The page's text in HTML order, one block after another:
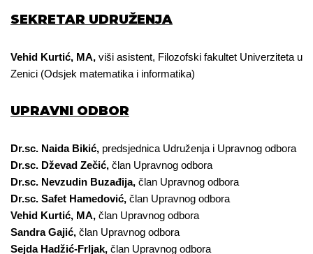
SEKRETAR UDRUŽENJA
Vehid Kurtić, MA, viši asistent, Filozofski fakultet Univerziteta u
Zenici (Odsjek matematika i informatika)
UPRAVNI ODBOR
Dr.sc. Naida Bikić, predsjednica Udruženja i Upravnog odbora
Dr.sc. Dževad Zečić, član Upravnog odbora
Dr.sc. Nevzudin Buzađija, član Upravnog odbora
Dr.sc. Safet Hamedović, član Upravnog odbora
Vehid Kurtić, MA, član Upravnog odbora
Sandra Gajić, član Upravnog odbora
Sejda Hadžić-Frljak, član Upravnog odbora